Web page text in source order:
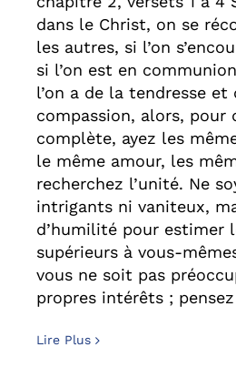
dans le Christ, on se
les autres, si l’on
si l’on est en
l’on a de la tendresse et
compassion, alors, pour
complète, ayez les
le même amour, les
recherchez l’unité. Ne
intrigants ni vaniteux,
d’humilité pour estimer
supérieurs à vous-
vous ne soit pas
propres intérêts ;
Lire Plus